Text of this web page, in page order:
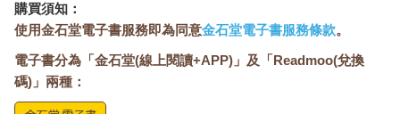
購買須知：
使用金石堂電子書服務即為同意金石堂電子書服務條款。
電子書分為「金石堂(線上閱讀+APP)」及「Readmoo(兌換
碼)」兩種：